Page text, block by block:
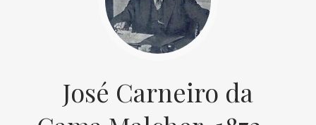
José Carneiro da